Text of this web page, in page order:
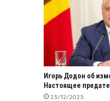
Игорь Додон об
Настоящее
23/12/2023